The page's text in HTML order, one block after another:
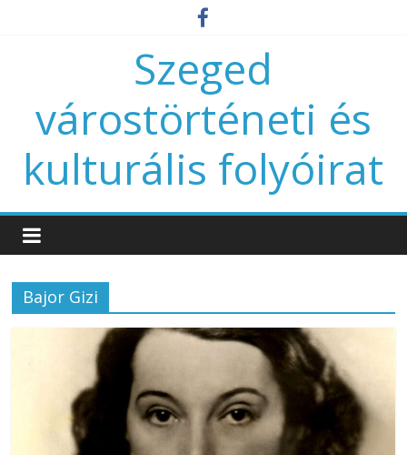
Szeged
várostörténeti és
kulturális folyóirat
Bajor Gizi